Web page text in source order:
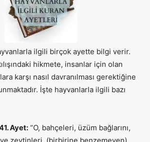
ilgili birçok ayette bilgi verir.
hikmete, insanlar için olan
karşı nasıl davranılması gerektiğine
İşte hayvanlarla ilgili bazı
Ayet: “O, bahçeleri, üzüm bağlarını,